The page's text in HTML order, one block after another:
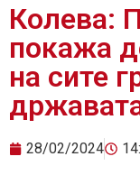
Колева:
покажа
на сите
28/02/2024